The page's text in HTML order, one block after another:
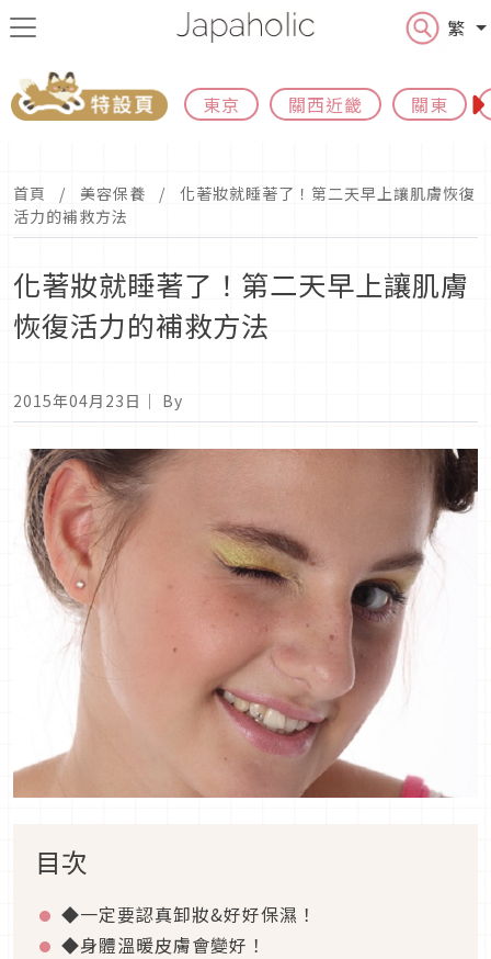
繁
東京 關西近畿 關東
首頁 美容保養
化著妝就睡著了！第二天早上讓肌膚恢復
活力的補救方法
化著妝就睡著了！第二天早上讓肌膚
恢復活力的補救方法
2015年04月23日 ｜ By
目次
◆一定要認真卸妝&好好保濕！
◆身體溫暖皮膚會變好！